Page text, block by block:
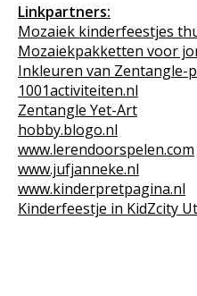
Linkpartners:
Mozaiek kinderfeestjes
Mozaiekpakketten voor
Inkleuren van Zentangle-
1001activiteiten.nl
Zentangle Yet-Art
hobby.blogo.nl
www.lerendoorspelen.com
www.jufjanneke.nl
www.kinderpretpagina.nl
Kinderfeestje in KidZcity